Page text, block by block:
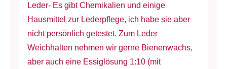
Leder- Es gibt Chemikalien und einige
Hausmittel zur Lederpflege, ich habe sie aber
nicht persönlich getestet. Zum Leder
Weichhalten nehmen wir gerne Bienenwachs,
aber auch eine Essiglösung 1:10 (mit